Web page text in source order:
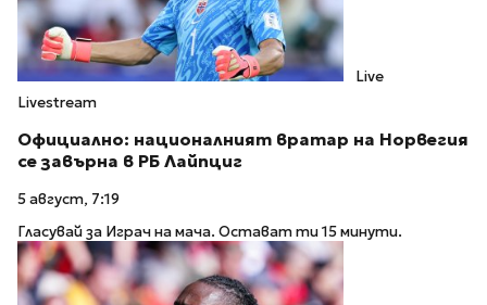
Live
Livestream
Официално: националният вратар на Норвегия
се завърна в РБ Лайпциг
5 август, 7:19
Гласувай за Играч на мача. Остават ти 15 минути.